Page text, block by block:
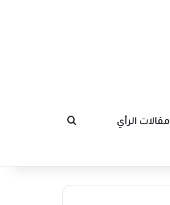
مقالات الرأي بحث عن